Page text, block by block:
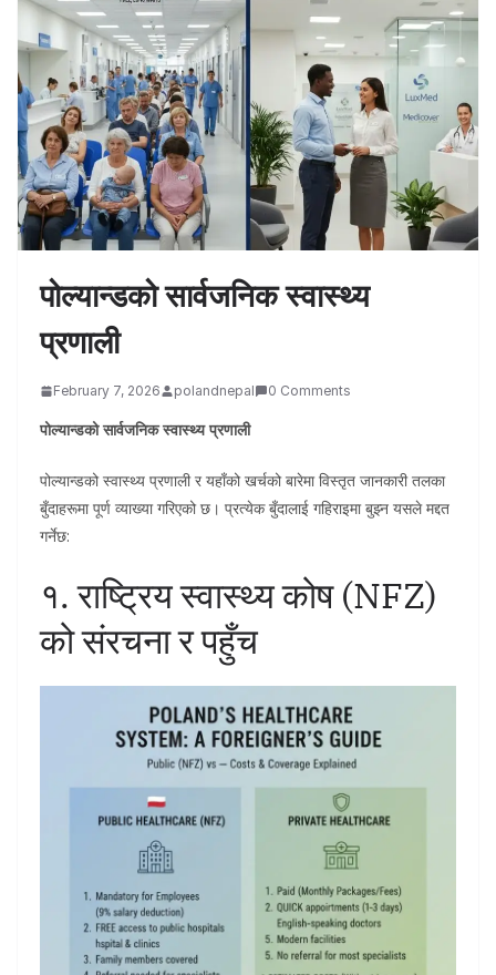
पोल्यान्डको सार्वजनिक स्वास्थ्य
प्रणाली
February 7, 2026 polandnepal 0 Comments
पोल्यान्डको सार्वजनिक स्वास्थ्य प्रणाली
पोल्यान्डको स्वास्थ्य प्रणाली र यहाँको खर्चको बारेमा विस्तृत जानकारी तलका
बुँदाहरूमा पूर्ण व्याख्या गरिएको छ। प्रत्येक बुँदालाई गहिराइमा बुझ्न यसले मद्दत
गर्नेछ:
१. राष्ट्रिय स्वास्थ्य कोष (NFZ)
को संरचना र पहुँच